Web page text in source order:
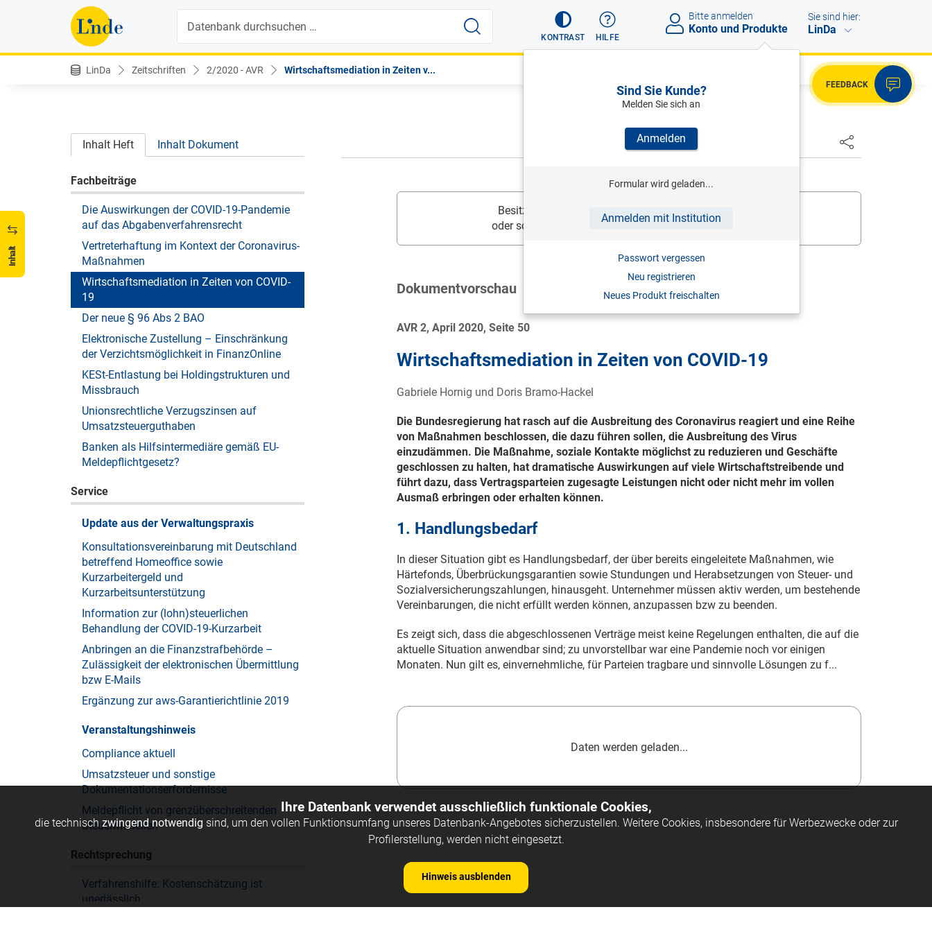
KONTRAST HILFE
Bitte anmelden
Konto und Produkte
Sind Sie Kunde?
Melden Sie sich an
Anmelden
Formular wird geladen...
Anmelden mit Institution
Passwort vergessen
Neu registrieren
Neues Produkt freischalten
Sie sind hier:
LinDa
LinDa Zeitschriften 2/2020 - AVR Wirtschaftsmediation in Zeiten v...
FEEDBACK
Inhalt
Inhalt Heft Inhalt Dokument
Fachbeiträge
Die Auswirkungen der COVID-19-Pandemie
auf das Abgabenverfahrensrecht
Vertreterhaftung im Kontext der Coronavirus-
Maßnahmen
Wirtschaftsmediation in Zeiten von COVID-
19
Der neue § 96 Abs 2 BAO
Elektronische Zustellung – Einschränkung
der Verzichtsmöglichkeit in FinanzOnline
KESt-Entlastung bei Holdingstrukturen und
Missbrauch
Unionsrechtliche Verzugszinsen auf
Umsatzsteuerguthaben
Banken als Hilfsintermediäre gemäß EU-
Meldepflichtgesetz?
Service
Update aus der Verwaltungspraxis
Konsultationsvereinbarung mit Deutschland
betreffend Homeoffice sowie
Kurzarbeitergeld und
Kurzarbeitsunterstützung
Information zur (lohn)steuerlichen
Behandlung der COVID-19-Kurzarbeit
Anbringen an die Finanzstrafbehörde –
Zulässigkeit der elektronischen Übermittlung
bzw E-Mails
Ergänzung zur aws-Garantierichtlinie 2019
Veranstaltungshinweis
Compliance aktuell
Umsatzsteuer und sonstige
Dokumentationserfordernisse
Meldepflicht von grenzüberschreitenden
Steuermodellen
Rechtsprechung
Verfahrenshilfe: Kostenschätzung ist
unerlässlich
Besitzen Sie diesen Inhalt bereits, melden Sie sich an
oder schalten Sie
Ihr Produkt zur digitalen Nutzung frei
Dokumentvorschau
AVR 2, April 2020, Seite 50
Wirtschaftsmediation in Zeiten von COVID-19
Gabriele Hornig und Doris Bramo-Hackel
Die Bundesregierung hat rasch auf die Ausbreitung des Coronavirus reagiert und eine Reihe
von Maßnahmen beschlossen, die dazu führen sollen, die Ausbreitung des Virus
einzudämmen. Die Maßnahme, soziale Kontakte möglichst zu reduzieren und Geschäfte
geschlossen zu halten, hat dramatische Auswirkungen auf viele Wirtschaftstreibende und
führt dazu, dass Vertragsparteien zugesagte Leistungen nicht oder nicht mehr im vollen
Ausmaß erbringen oder erhalten können.
1. Handlungsbedarf
In dieser Situation gibt es Handlungsbedarf, der über bereits eingeleitete Maßnahmen, wie
Härtefonds, Überbrückungsgarantien sowie Stundungen und Herabsetzungen von Steuer- und
Sozialversicherungszahlungen, hinausgeht. Unternehmer müssen aktiv werden, um bestehende
Vereinbarungen, die nicht erfüllt werden können, anzupassen bzw zu beenden.
Es zeigt sich, dass die abgeschlossenen Verträge meist keine Regelungen enthalten, die auf die
aktuelle Situation anwendbar sind; zu unvorstellbar war eine Pandemie noch vor einigen
Monaten. Nun gilt es, einvernehmliche, für Parteien tragbare und sinnvolle Lösungen zu f...
Daten werden geladen...
Ihre Datenbank verwendet ausschließlich funktionale Cookies,
die technisch zwingend notwendig sind, um den vollen Funktionsumfang unseres Datenbank-Angebotes sicherzustellen. Weitere Cookies, insbesondere für Werbezwecke oder zur
Profilerstellung, werden nicht eingesetzt.
Hinweis ausblenden